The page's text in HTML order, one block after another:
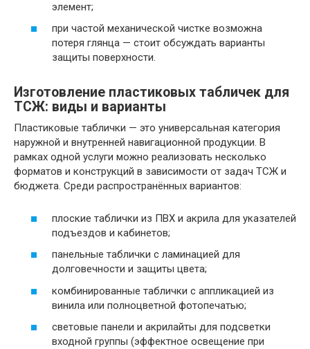
элемент;
при частой механической чистке возможна
потеря глянца — стоит обсуждать варианты
защиты поверхности.
Изготовление пластиковых табличек для
ТСЖ: виды и варианты
Пластиковые таблички — это универсальная категория
наружной и внутренней навигационной продукции. В
рамках одной услуги можно реализовать несколько
форматов и конструкций в зависимости от задач ТСЖ и
бюджета. Среди распространённых вариантов:
плоские таблички из ПВХ и акрила для указателей
подъездов и кабинетов;
панельные таблички с ламинацией для
долговечности и защиты цвета;
комбинированные таблички с аппликацией из
винила или полноцветной фотопечатью;
световые панели и акрилайты для подсветки
входной группы (эффектное освещение при